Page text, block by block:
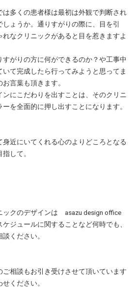
多くの患者様は最初は外観で判断され
ょうか。通りすがりの際に、目を引
れなクリニックがあると目を惹きますよ
すがりの方に何ができるのか？や工事中
て完成したら行ってみようと思ってま
言葉も頂きます。
にこだわりを出すことは、そのクリニ
を全面的に押し出すことになります。
近にいてくれる心のよりどころとなる
して。
ックのデザインは asazu design office
ジュールに関することなど何時でも、
ください。
相談もお引き受けさせて頂いています
ください。